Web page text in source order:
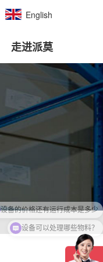
English
走进派莫
设备可以处理哪些物料？